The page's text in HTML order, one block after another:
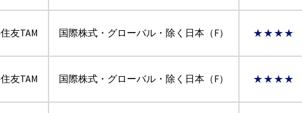
友TAM 国際株式・グローバル・除く日本（F） ★★★★
友TAM 国際株式・グローバル・除く日本（F） ★★★★